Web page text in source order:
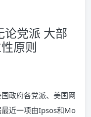
党派 大部
原则
政府各党派、美国网
近一项由Ipsos和Mo